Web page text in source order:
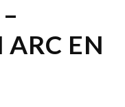
ARC EN